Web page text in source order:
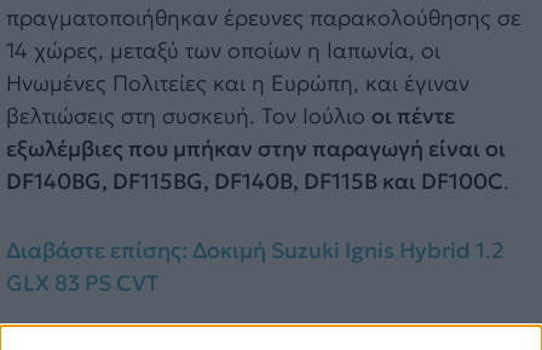
πραγματοποιήθηκαν έρευνες παρακολούθησης σε
14 χώρες, μεταξύ των οποίων η Ιαπωνία, οι
Ηνωμένες Πολιτείες και η Ευρώπη, και έγιναν
βελτιώσεις στη συσκευή. Τον Ιούλιο οι πέντε
εξωλέμβιες που μπήκαν στην παραγωγή είναι οι
DF140BG, DF115BG, DF140B, DF115B και DF100C.
Διαβάστε επίσης: Δοκιμή Suzuki Ignis Hybrid 1.2
GLX 83 PS CVT
Η εγκατάσταση αυτής της συσκευής σε